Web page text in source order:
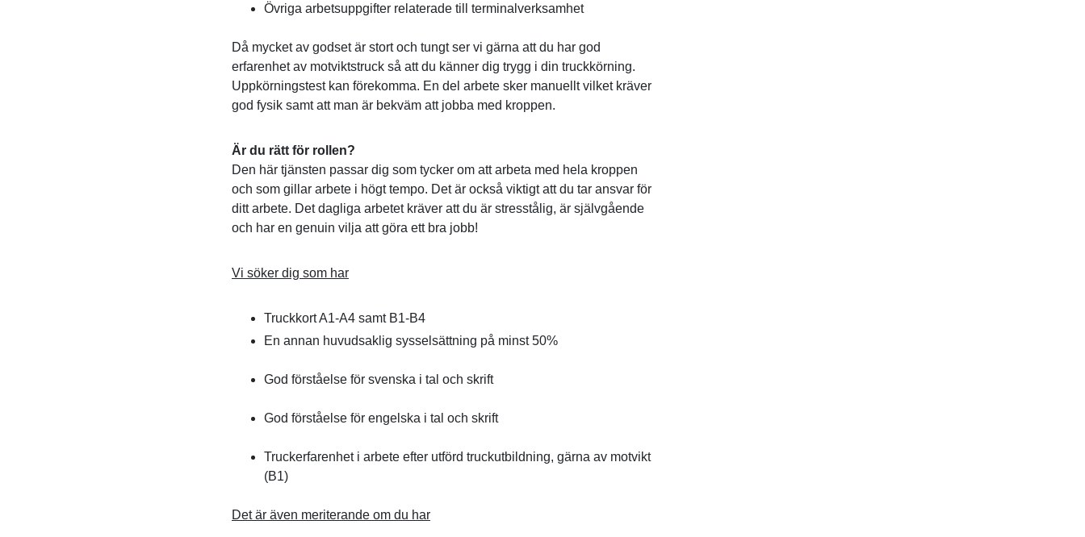
Övriga arbetsuppgifter relaterade till terminalverksamhet
Då mycket av godset är stort och tungt ser vi gärna att du har god
erfarenhet av motviktstruck så att du känner dig trygg i din truckkörning.
Uppkörningstest kan förekomma. En del arbete sker manuellt vilket kräver
god fysik samt att man är bekväm att jobba med kroppen.
Är du rätt för rollen?
Den här tjänsten passar dig som tycker om att arbeta med hela kroppen
och som gillar arbete i högt tempo. Det är också viktigt att du tar ansvar för
ditt arbete. Det dagliga arbetet kräver att du är stresstålig, är självgående
och har en genuin vilja att göra ett bra jobb!
Vi söker dig som har
Truckkort A1-A4 samt B1-B4
En annan huvudsaklig sysselsättning på minst 50%
God förståelse för svenska i tal och skrift
God förståelse för engelska i tal och skrift
Truckerfarenhet i arbete efter utförd truckutbildning, gärna av motvikt
(B1)
Det är även meriterande om du har